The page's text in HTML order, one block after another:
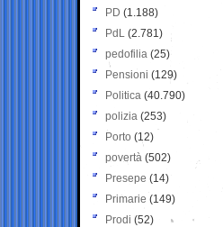
PD (1.188)
PdL (2.781)
pedofilia (25)
Pensioni (129)
Politica (40.790)
polizia (253)
Porto (12)
povertà (502)
Presepe (14)
Primarie (149)
Prodi (52)